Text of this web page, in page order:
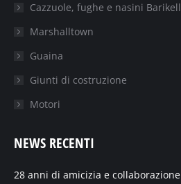
Cazzuole, fughe e nasini Barikell
Marshalltown
Guaina
Giunti di costruzione
Motori
NEWS RECENTI
28 anni di amicizia e collaborazione